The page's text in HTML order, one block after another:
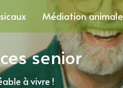
Médiation animale
senior
à vivre !